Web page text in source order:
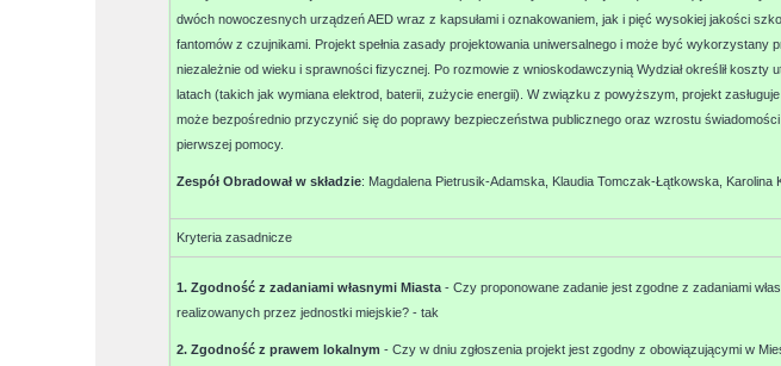
dwóch nowoczesnych urządzeń AED wraz z kapsułami i oznakowaniem, jak i pięć wysokiej jakości
fantomów z czujnikami. Projekt spełnia zasady projektowania uniwersalnego i może być wykorzystany
niezależnie od wieku i sprawności fizycznej. Po rozmowie z wnioskodawczynią Wydział określił koszty
latach (takich jak wymiana elektrod, baterii, zużycie energii). W związku z powyższym, projekt
może bezpośrednio przyczynić się do poprawy bezpieczeństwa publicznego oraz wzrostu
pierwszej pomocy.
Zespół Obradował w składzie: Magdalena Pietrusik-Adamska, Klaudia Tomczak-Łątkowska, Karolina
Kryteria zasadnicze
1. Zgodność z zadaniami własnymi Miasta- Czy proponowane zadanie jest zgodne z zadaniami
realizowanych przez jednostki miejskie? -tak
2. Zgodność z prawem lokalnym- Czy w dniu zgłoszenia projekt jest zgodny z obowiązującymi w